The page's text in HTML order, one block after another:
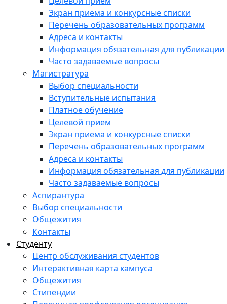
Экран приема и конкурсные списки
Перечень образовательных программ
Адреса и контакты
Информация обязательная для публикации
Часто задаваемые вопросы
Магистратура
Выбор специальности
Вступительные испытания
Платное обучение
Целевой прием
Экран приема и конкурсные списки
Перечень образовательных программ
Адреса и контакты
Информация обязательная для публикации
Часто задаваемые вопросы
Аспирантура
Выбор специальности
Общежития
Контакты
Студенту
Центр обслуживания студентов
Интерактивная карта кампуса
Общежития
Стипендии